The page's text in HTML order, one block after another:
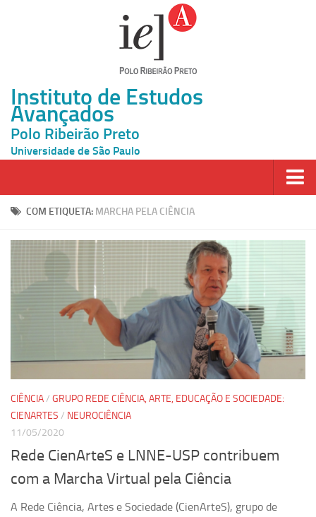
Instituto de Estudos
Avançados
Polo Ribeirão Preto
Universidade de São Paulo
Página Inicial
Inscrição
Atividades
Cátedras
Grupos de Estudo
Ciência, Arte, Educação e Sociedade: CienArtES
em Saúde com foco em Populações Vulneráveis
(Confluencia)
Grupos de estudo encerrados
Grupos de Pesquisa
COM ETIQUETA: MARCHA PELA CIÊNCIA
CIÊNCIA/ GRUPO REDE CIÊNCIA, ARTE, EDUCAÇÃO E SOCIEDADE:
CIENARTES / NEUROCIÊNCIA
11/05/2020
Rede CienArteS e LNNE-USP contribuem
com a Marcha Virtual pela Ciência
A Rede Ciência, Artes e Sociedade (CienArteS), grupo de